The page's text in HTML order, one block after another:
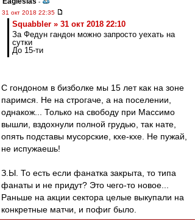
-
31 окт 2018 22:35
Squabbler » 31 окт 2018 22:10
За Федун гандон можно запросто уехать на
сутки
До 15-ти
С гондоном в бизболке мы 15 лет как на зоне
паримся. Не на строгаче, а на поселении,
однакож... Только на свободу при Массимо
вышли, вздохнули полной грудью, так нате,
опять подставы мусорские, кхе-кхе. Не пужай,
не испужаешь!
З.Ы. То есть если фанатка закрыта, то типа
фанаты и не придут? Это чего-то новое...
Раньше на акции сектора целые выкупали на
конкретные матчи, и пофиг было.